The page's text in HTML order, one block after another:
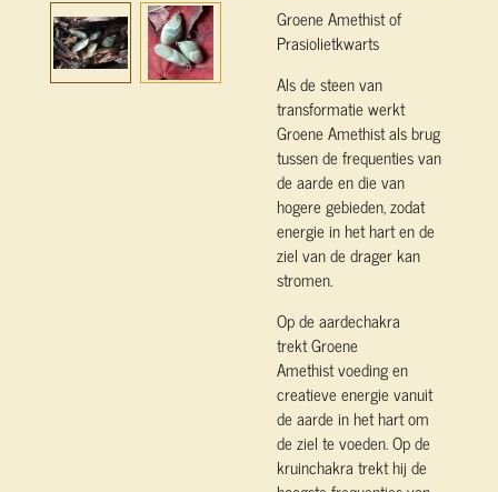
Groene Amethist of
Prasiolietkwarts
Als de steen van
transformatie werkt
Groene Amethist als brug
tussen de frequenties van
de aarde en die van
hogere gebieden, zodat
energie in het hart en de
ziel van de drager kan
stromen.
Op de aardechakra
trekt Groene
Amethist voeding en
creatieve energie vanuit
de aarde in het hart om
de ziel te voeden. Op de
kruinchakra trekt hij de